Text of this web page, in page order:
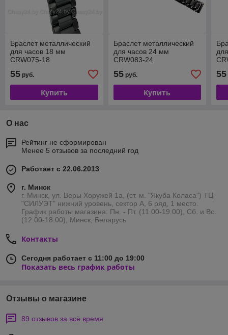
Браслет металлический
для часов 18 мм
CRW075-18
55 руб.
Купить
Браслет металлический
для часов 24 мм
CRW083-24
55руб.
Купить
55
О нас
Рейтинг не сформирован
Менее 5 отзывов за последний год
Работает с 22.06.2013
г. Минск
г. Минск, ул. Веры Хоружей 1а, (ст. м. "Якуба Коласа") ТЦ
"СИЛУЭТ" нижний уровень, сектор А, 6 ряд, 1 место.
График работы магазина: Пн. - Пт. (11.00-19.00), Сб. и Вс.
(12.00-18.00), Минск, Беларусь
Контакты
Сегодня работает с 11:00 до 19:00
Показать весь график работы
Отзывы о магазине
89 отзывов за всё время